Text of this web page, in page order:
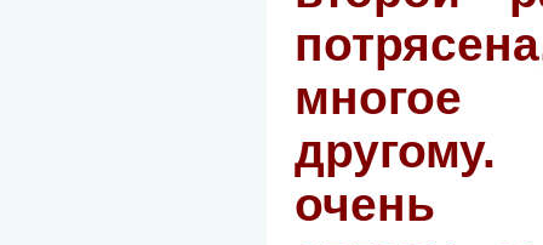
очень